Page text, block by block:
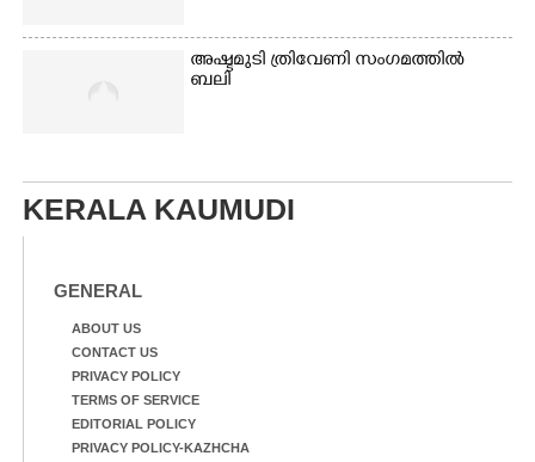
അഷ്ടമുടി ത്രിവേണി സംഗമത്തിൽ
ബലി
KERALA KAUMUDI
GENERAL
ABOUT US
CONTACT US
PRIVACY POLICY
TERMS OF SERVICE
EDITORIAL POLICY
PRIVACY POLICY-KAZHCHA